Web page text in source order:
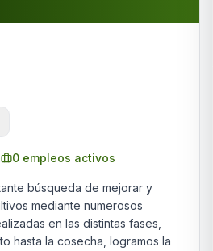
0 empleos activos
búsqueda de mejorar y
mediante numerosos
en las distintas fases,
hasta la cosecha, logramos la